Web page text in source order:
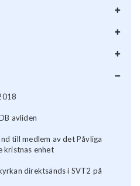
avliden
till medlem av det Påvliga
kristnas enhet
direktsänds i SVT2 på